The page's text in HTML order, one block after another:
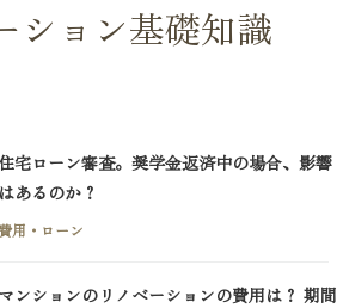
ション基礎知識
宅ローン審査。奨学金返済中の場合、影響
はあるのか？
費用・ローン
マンションのリノベーションの費用は？ 期間